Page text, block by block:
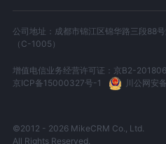
公司地址：成都市锦江区锦华路三段88
（C-1005）
增值电信业务经营许可证：京B2-
京ICP备15000327号-1
川公网安
©2012 - 2026 MikeCRM Co., Ltd.
All Rights Reserved.